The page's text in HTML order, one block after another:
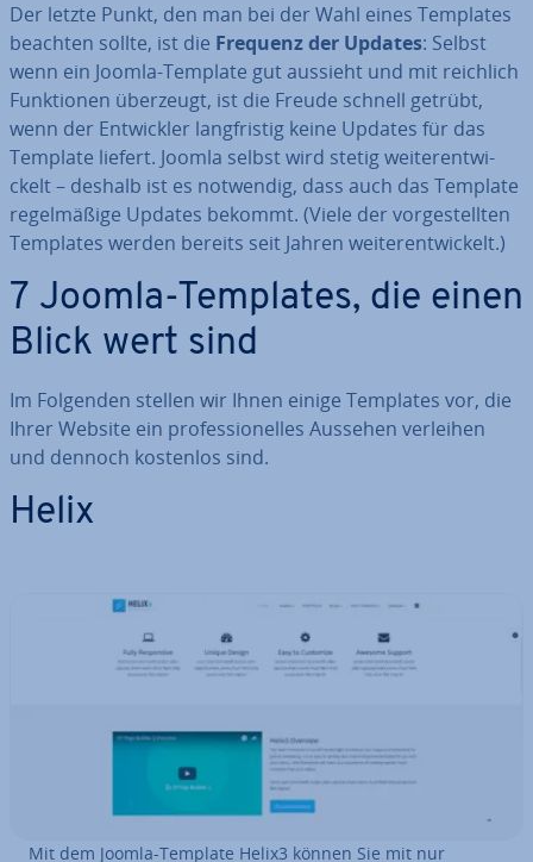
Der letzte Punkt, den man bei der Wahl eines Templates
beachten sollte, ist die Frequenz der Updates: Selbst
wenn ein Joomla-Template gut aussieht und mit reichlich
Funk­tio­nen überzeugt, ist die Freude schnell getrübt,
wenn der Ent­wick­ler lang­fris­tig keine Updates für das
Template liefert. Joomla selbst wird stetig wei­ter­ent­wi­
ckelt – deshalb ist es notwendig, dass auch das Template
re­gel­mä­ßi­ge Updates bekommt. (Viele der vor­ge­stell­ten
Templates werden bereits seit Jahren wei­ter­ent­wi­ckelt.)
7 Joomla-Templates, die einen
Blick wert sind
Im Folgenden stellen wir Ihnen einige Templates vor, die
Ihrer Website ein pro­fes­sio­nel­les Aussehen verleihen
und dennoch kostenlos sind.
Helix
Mit dem Joomla-Template Helix3 können Sie mit nur